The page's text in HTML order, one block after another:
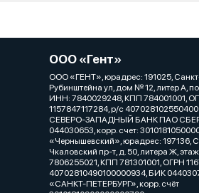
ООО «Гент»
ООО «ГЕНТ», юрадрес: 191025, Санкт-
Рубинштейна ул, дом № 12, литер А,
ИНН: 7840029248, КПП 784001001,
1157847117284, р/с
СЕВЕРО-ЗАПАДНЫЙ БАНК ПАО
044030653, корр. счет:
«Чернышевский», юрадрес: 197136,
Чкаловский пр-т, д. 50, литера Ж,
7806255021, КПП 781301001, ОГРН
40702810490100000934, БИК
«САНКТ-ПЕТЕРБУРГ», корр. счёт